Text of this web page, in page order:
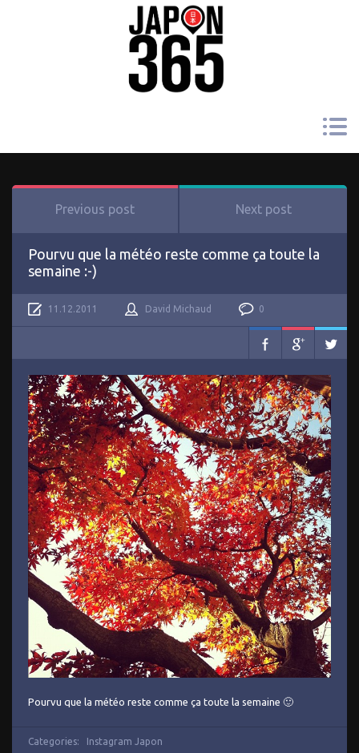
Previous post Next post
Pourvu que la météo reste comme ça toute la
semaine :-)
11.12.2011 David Michaud 0
Pourvu que la météo reste comme ça toute la semaine 🙂
Categories: Instagram Japon